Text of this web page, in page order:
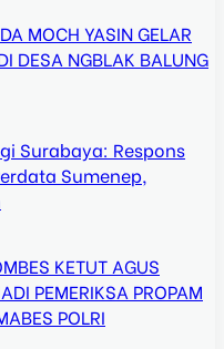
MOCH YASIN GELAR
DESA NGBLAK BALUNG
Surabaya: Respons
Sumenep,
KETUT AGUS
PEMERIKSA PROPAM
POLRI